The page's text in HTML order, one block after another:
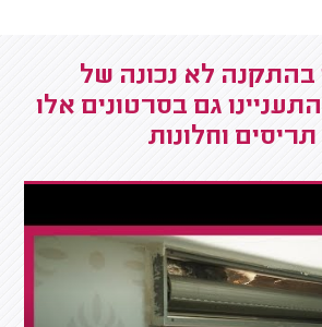
בהתקנה לא נכונה של
גם בסרטונים אלו
וחלונות